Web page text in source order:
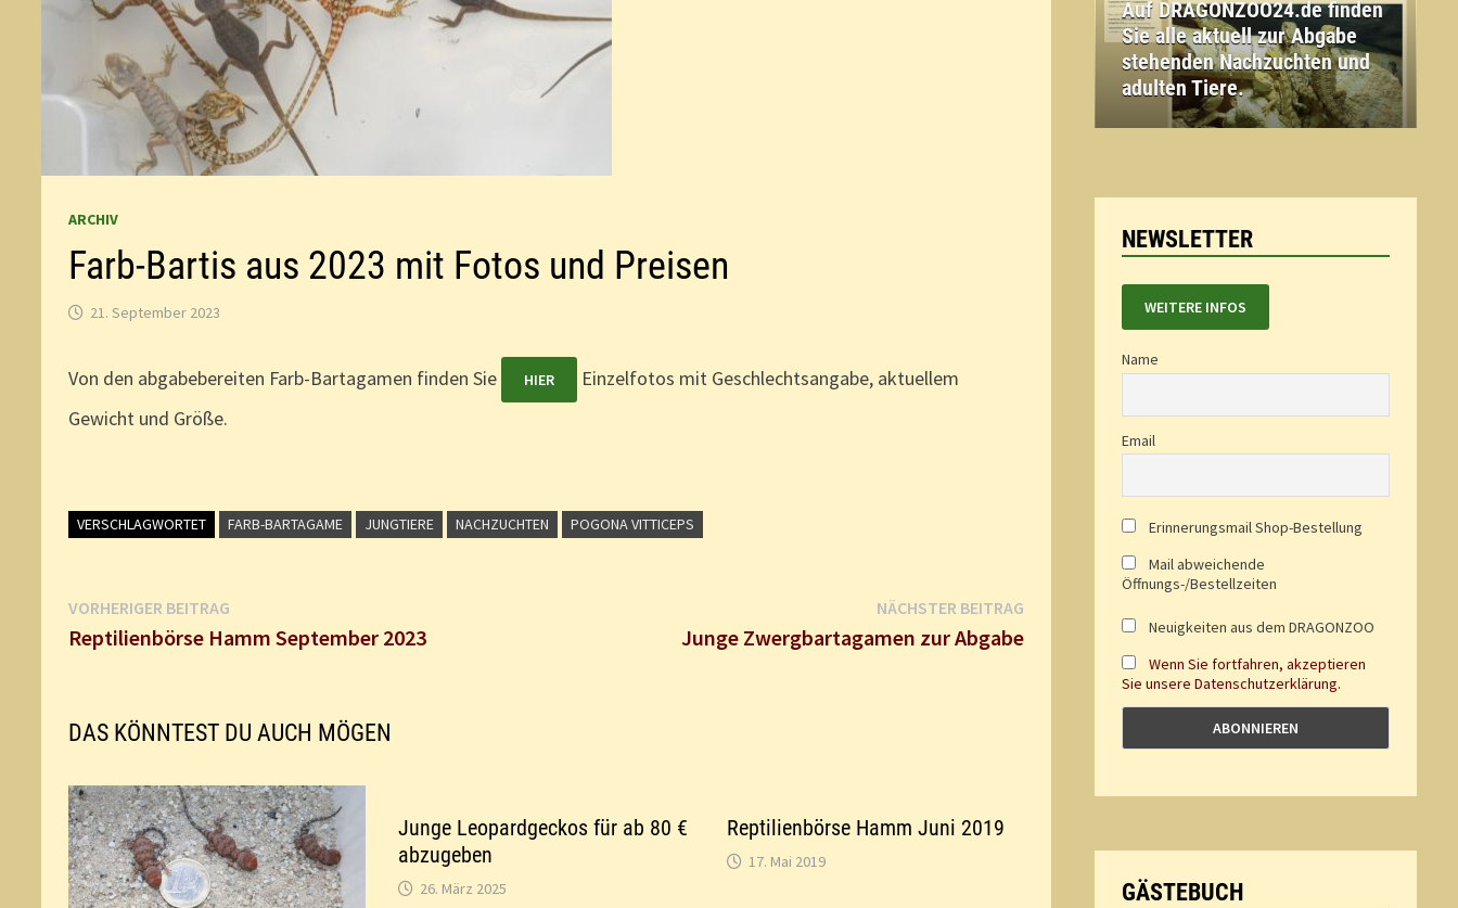
ARCHIV
Farb-Bartis aus 2023 mit Fotos und Preisen
21. September 2023
Von den abgabebereiten Farb-Bartagamen finden Sie HIER
Einzelfotos mit Geschlechtsangabe, aktuellem
Gewicht und Größe.
VERSCHLAGWORTET FARB-BARTAGAME JUNGTIERE NACHZUCHTEN POGONA VITTICEPS
Beitragsnavigation
VORHERIGER BEITRAG
Beitrag:
Reptilienbörse Hamm September 2023
NÄCHSTER BEITRAGNächster
Beitrag:
Junge Zwergbartagamen zur Abgabe
DAS KÖNNTEST DU AUCH MÖGEN
Junge Leopardgeckos für ab 80 €
abzugeben
26. März 2025
Reptilienbörse Hamm Juni 2019
17. Mai 2019
Auf DRAGONZOO24.de finden
Sie alle aktuell zur Abgabe
stehenden Nachzuchten und
adulten Tiere.
NEWSLETTER
WEITERE INFOS
Name
Email
Erinnerungsmail Shop-Bestellung
Mail abweichende
Öffnungs-/Bestellzeiten
Neuigkeiten aus dem DRAGONZOO
Wenn Sie fortfahren, akzeptieren
Sie unsere Datenschutzerklärung.
GÄSTEBUCH